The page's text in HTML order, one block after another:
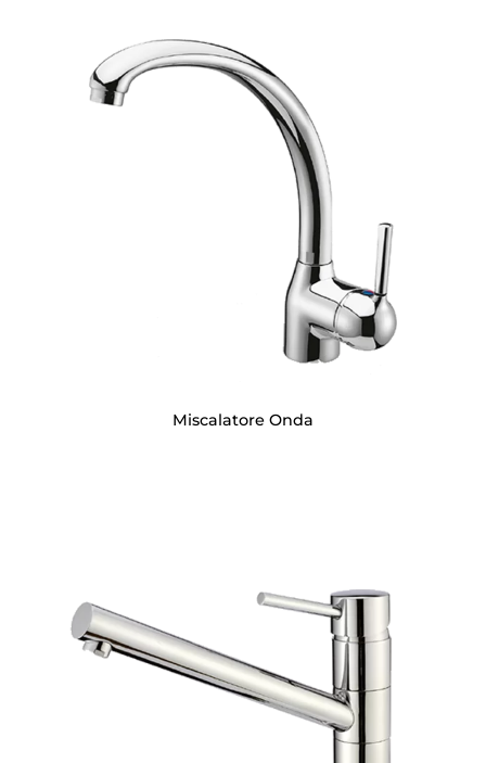
Miscalatore Onda